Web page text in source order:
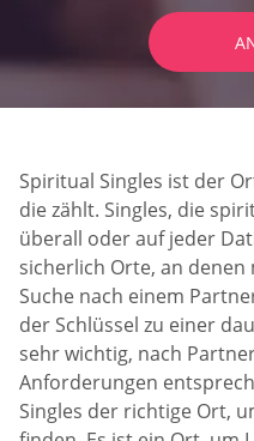
Spiritual Singles ist der
die zählt. Singles, die
überall oder auf jeder
sicherlich Orte, an
Suche nach einem
der Schlüssel zu einer
sehr wichtig, nach
Anforderungen
Singles der richtige Ort,